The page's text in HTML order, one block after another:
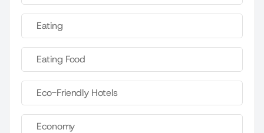
Eating
Eating Food
Eco-Friendly Hotels
Economy